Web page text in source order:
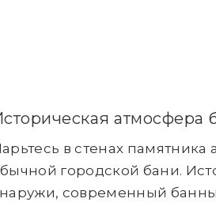
атмосфера
в стенах памятника
городской бани.
современный